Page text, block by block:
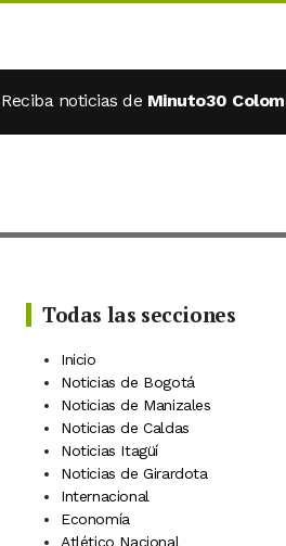
Reciba noticias de Minuto30
(Twitter)
TikTok
Minuto30 en Telegram
en LinkedIn
en Pinterest
Todas las secciones
Inicio
Noticias de Bogotá
Noticias de Manizales
Noticias de Caldas
Noticias Itagüí
Noticias de Girardota
Internacional
Economía
Atlético Nacional